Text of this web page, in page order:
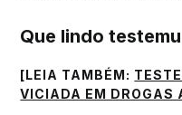
Que lindo
[LEIA TAMBÉM:
VICIADA EM DROGAS